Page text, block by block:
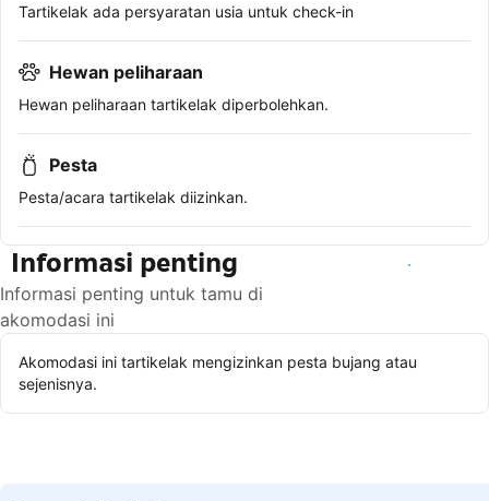
Tartikelak ada persyaratan usia untuk check-in
Hewan peliharaan
Hewan peliharaan tartikelak diperbolehkan.
Pesta
Pesta/acara tartikelak diizinkan.
Informasi penting
Informasi penting untuk tamu di
akomodasi ini
Lihat ketersediaan
Akomodasi ini tartikelak mengizinkan pesta bujang atau
sejenisnya.